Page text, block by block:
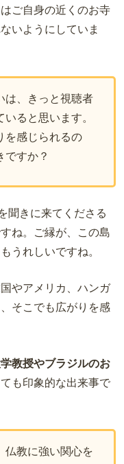
ご自身の近くのお寺
いようにしていま
は、きっと視聴者
ると思います。
を感じられるの
ですか？
聞きに来てくださる
ね。ご縁が、この島
うれしいですね。
やアメリカ、ハンガ
そこでも広がりを感
教授やブラジルのお
も印象的な出来事で
仏教に強い関心を